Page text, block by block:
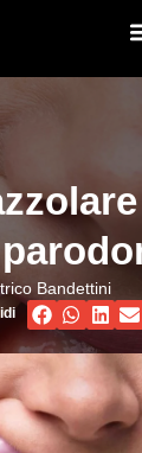
Bandettini